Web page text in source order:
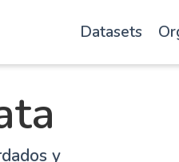
Datasets
y